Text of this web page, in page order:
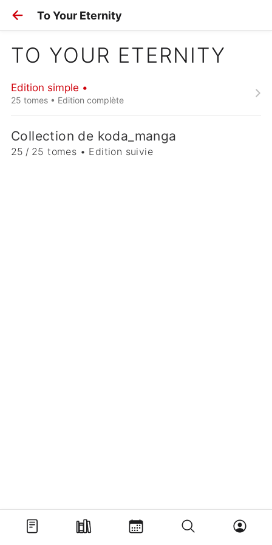
To Your Eternity
TO YOUR ETERNITY
Edition simple •
25 tomes • Edition complète
Collection de koda_manga
25 / 25 tomes • Edition suivie